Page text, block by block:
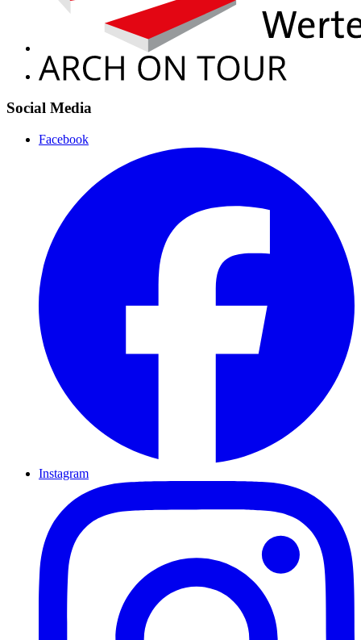
Social Media
Facebook
Instagram